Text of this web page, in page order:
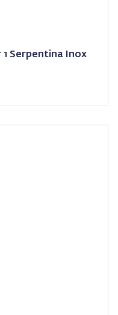
Serpentina Inox